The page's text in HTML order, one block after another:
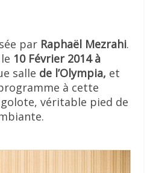
par Raphaël Mezrahi.
10 Février 2014 à
salle de l’Olympia, et
à cette
véritable pied de